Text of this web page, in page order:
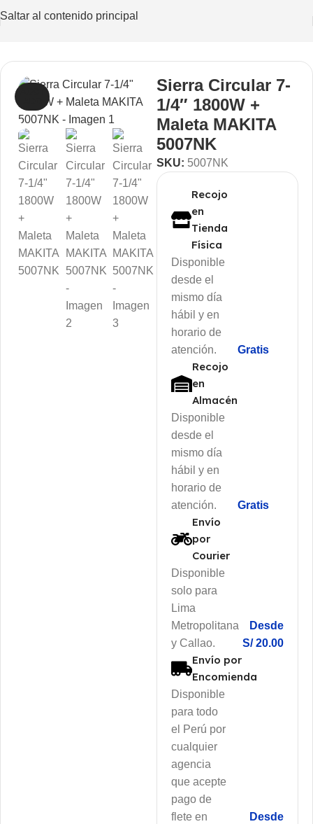
Saltar al contenido principal
Sierra Circular 7-
1/4″ 1800W +
Maleta MAKITA
5007NK
SKU: 5007NK
Recojo
en
Tienda
Física
Disponible
desde el
mismo día
hábil y en
horario de
atención.
Gratis
Recojo
en
Almacén
Disponible
desde el
mismo día
hábil y en
horario de
atención.
Gratis
Envío
por
Courier
Disponible
solo para
Lima
Metropolitana
y Callao.
Desde
S/ 20.00
Envío por
Encomienda
Disponible
para todo
el Perú por
cualquier
agencia
que acepte
pago de
flete en
Desde